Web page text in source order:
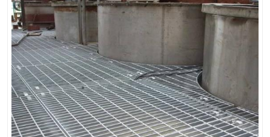
踏步板 水沟盖板
栏杆
齿形钢格板 钢格板
热镀锌钢格板 复合钢格板
钢格栅踏步板 插接钢格板